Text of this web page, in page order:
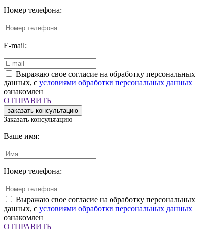
Номер телефона:
E-mail:
Выражаю свое согласие на обработку персональных
данных, с условиями обработки персональных данных
ознакомлен
ОТПРАВИТЬ
Заказать консультацию
Ваше имя:
Номер телефона:
Выражаю свое согласие на обработку персональных
данных, с условиями обработки персональных данных
ознакомлен
ОТПРАВИТЬ